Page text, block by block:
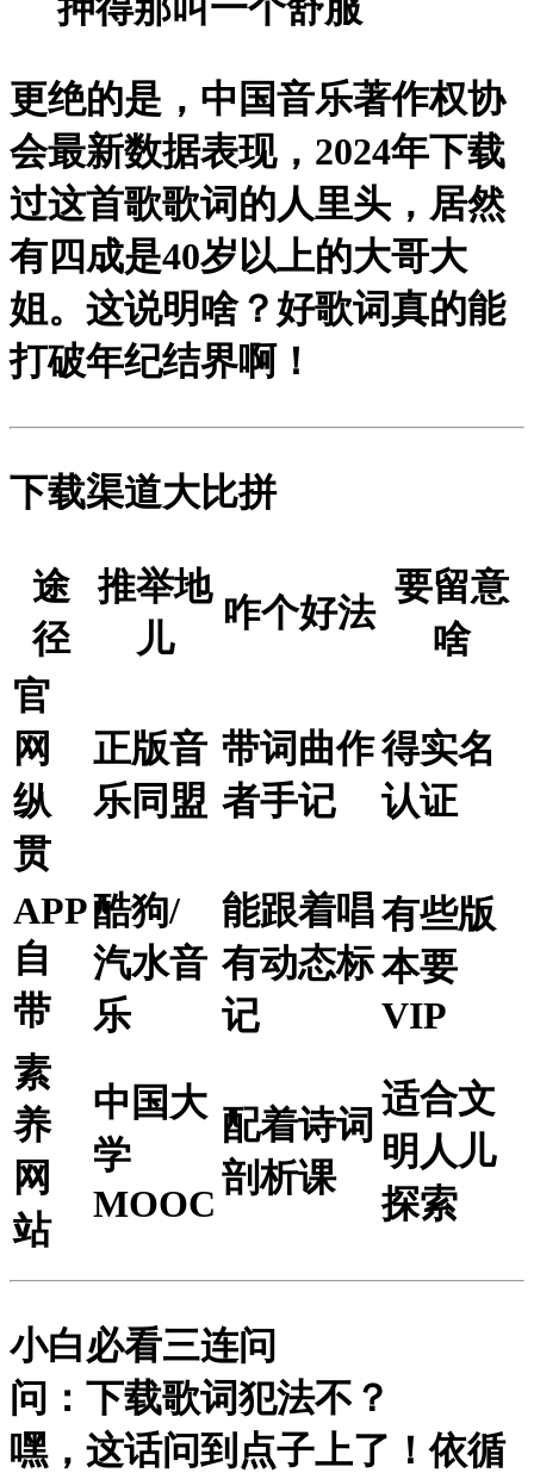
更绝的是，中国音乐著作权协
会最新数据表现，2024年下载
过这首歌歌词的人里头，居然
有四成是40岁以上的大哥大
姐。这说明啥？好歌词真的能
打破年纪结界啊！
下载渠道大比拼
途
径
推举地
儿
咋个好法
要留意
啥
官
网
纵
贯
正版音
乐同盟
带词曲作
者手记
得实名
认证
APP
自
带
酷狗/
汽水音
乐
能跟着唱
有动态标
记
有些版
本要
VIP
素
养
网
站
中国大
学
MOOC
配着诗词
剖析课
适合文
明人儿
探索
小白必看三连问
问：下载歌词犯法不？
嘿，这话问到点子上了！依循